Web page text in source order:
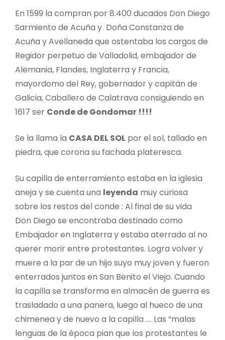
En 1599 la compran por 8.400 ducados Don Diego
Sarmiento de Acuña y Doña Constanza de
Acuña y Avellaneda que ostentaba los cargos de
Regidor perpetuo de Valladolid, embajador de
Alemania, Flandes, Inglaterra y Francia,
mayordomo del Rey, gobernador y capitán de
Galicia, Caballero de Calatrava consiguiendo en
1617 ser Conde de Gondomar !!!!
Se la llama la CASA DEL SOL por el sol, tallado en
piedra, que corona su fachada plateresca.
Su capilla de enterramiento estaba en la iglesia
aneja y se cuenta una leyenda muy curiosa
sobre los restos del conde : Al final de su vida
Don Diego se encontraba destinado como
Embajador en Inglaterra y estaba aterrado al no
querer morir entre protestantes. Logra volver y
muere a la par de un hijo suyo muy joven y fueron
enterrados juntos en San Benito el Viejo. Cuando
la capilla se transforma en almacén de guerra es
trasladado a una panera, luego al hueco de una
chimenea y de nuevo a la capilla …. Las “malas
lenguas de la época pian que los protestantes le